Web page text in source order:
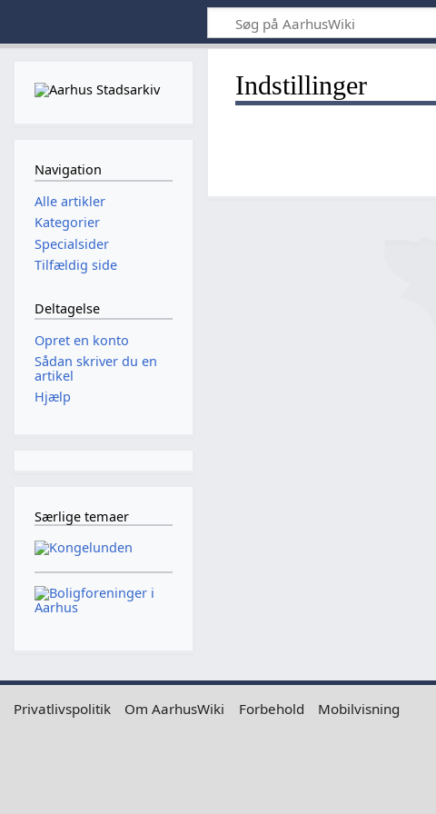
Indstillinger
Navigation
Alle artikler
Kategorier
Specialsider
Tilfældig side
Deltagelse
Opret en konto
Sådan skriver du en
artikel
Hjælp
Særlige temaer
Privatlivspolitik Om AarhusWiki Forbehold Mobilvisning